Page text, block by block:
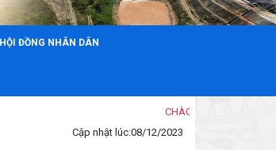
HỘI ĐỒNG NHÂN DÂN
CHÀO MỪNG ĐẾN VỚI TRANG THÔNG TIN ĐIỆN TỬ XÃ
Cập nhật lúc:08/12/2023